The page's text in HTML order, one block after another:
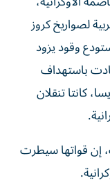
لصواريخ كروز
مستودع وقود يزود
باستهداف
كانتا تنقلان
‌إن قواتها سيطرت